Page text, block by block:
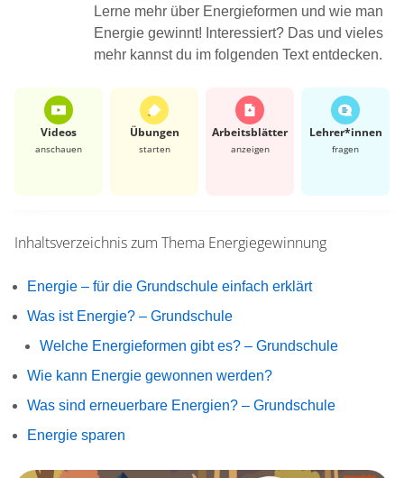
Lerne mehr über Energieformen und wie man
Energie gewinnt! Interessiert? Das und vieles
mehr kannst du im folgenden Text entdecken.
Videos
anschauen
Übungen
starten
Arbeits­blätter
anzeigen
Lehrer*​innen
fragen
Inhaltsverzeichnis zum Thema Energiegewinnung
Energie – für die Grundschule einfach erklärt
Was ist Energie? – Grundschule
Welche Energieformen gibt es? – Grundschule
Wie kann Energie gewonnen werden?
Was sind erneuerbare Energien? – Grundschule
Energie sparen